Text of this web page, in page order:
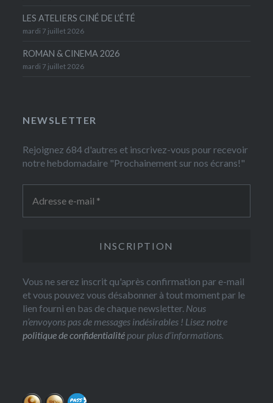
LES ATELIERS CINÉ DE L’ÉTÉ
mardi 7 juillet 2026
ROMAN & CINEMA 2026
mardi 7 juillet 2026
NEWSLETTER
Rejoignez 684 d'autres et inscrivez-vous pour recevoir
notre hebdomadaire "Prochainement sur nos écrans!"
Vous ne serez inscrit qu'après confirmation par e-mail
et vous pouvez vous désabonner à tout moment par le
lien fourni en bas de chaque newsletter. Nous
n’envoyons pas de messages indésirables ! Lisez notre
politique de confidentialité pour plus d’informations.